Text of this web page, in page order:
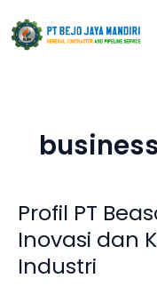
ke
konten
Profil PT
Inovasi dan
Industri
Profil
PT
Beasco
Jaya